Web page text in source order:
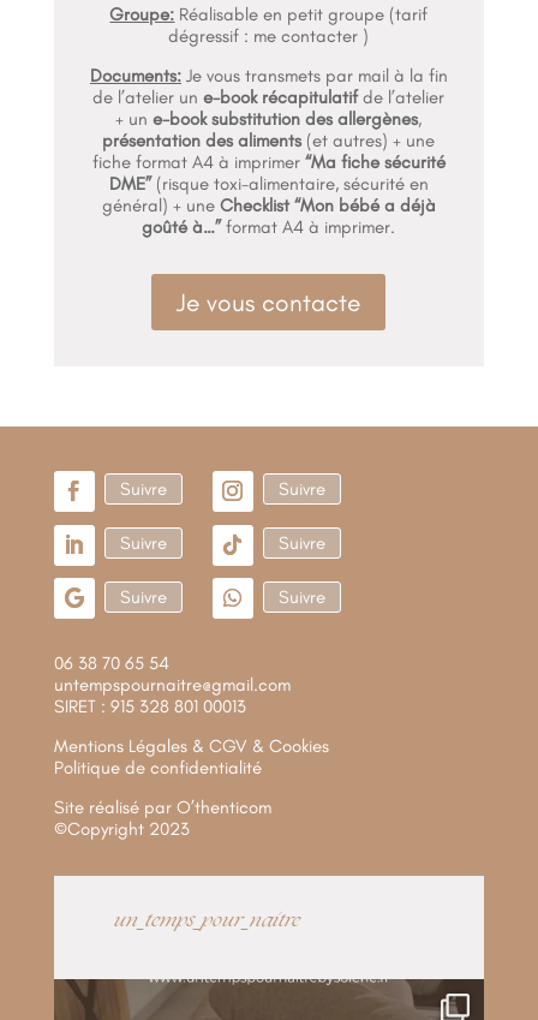
Groupe: Réalisable en petit groupe (tarif
dégressif : me contacter )
Documents:Je vous transmets par mail à la fin
de l’atelier une-book récapitulatifde l’atelier
+ une-book substitution des allergènes,
présentation des aliments (et autres) + une
fiche format A4 à imprimer “Ma fiche sécurité
DME”(risque toxi-alimentaire, sécurité en
général) + une Checklist “Mon bébé a déjà
goûté à…”format A4 à imprimer.
Je vous contacte
Suivre Suivre
Suivre Suivre
Suivre Suivre
06 38 70 65 54
untempspournaitre@gmail.com
SIRET : 915 328 801 00013
Mentions Légales & CGV & Cookies
Politique de confidentialité
Site réalisé par O’thenticom
©Copyright 2023
un_temps_pour_naitre